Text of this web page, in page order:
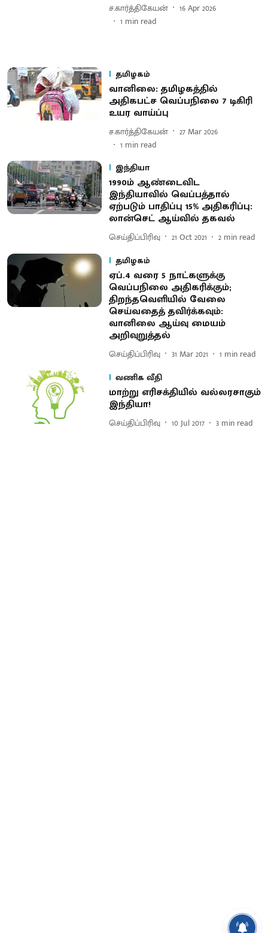
ச.கார்த்திகேயன்
16 Apr 2026
1 min read
தமிழகம்
வானிலை: தமிழகத்தில்
அதிகபட்ச வெப்பநிலை 7 டிகிரி
உயர வாய்ப்பு
ச.கார்த்திகேயன்
27 Mar 2026
1 min read
இந்தியா
1990ம் ஆண்டைவிட
இந்தியாவில் வெப்பத்தால்
ஏற்படும் பாதிப்பு 15% அதிகரிப்பு:
லான்செட் ஆய்வில் தகவல்
செய்திப்பிரிவு 21 Oct 2021 2 min read
தமிழகம்
ஏப்.4 வரை 5 நாட்களுக்கு
வெப்பநிலை அதிகரிக்கும்;
திறந்தவெளியில் வேலை
செய்வதைத் தவிர்க்கவும்:
வானிலை ஆய்வு மையம்
அறிவுறுத்தல்
செய்திப்பிரிவு 31 Mar 2021 1 min read
வணிக வீதி
மாற்று எரிசக்தியில் வல்லரசாகும்
இந்தியா!
செய்திப்பிரிவு 10 Jul 2017 3 min read